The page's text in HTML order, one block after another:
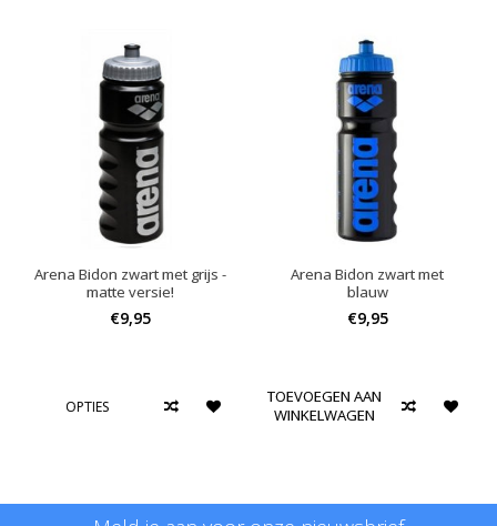
Arena Bidon zwart met grijs -
matte versie!
€9,95
OPTIES
Arena Bidon zwart met
blauw
€9,95
TOEVOEGEN AAN
WINKELWAGEN